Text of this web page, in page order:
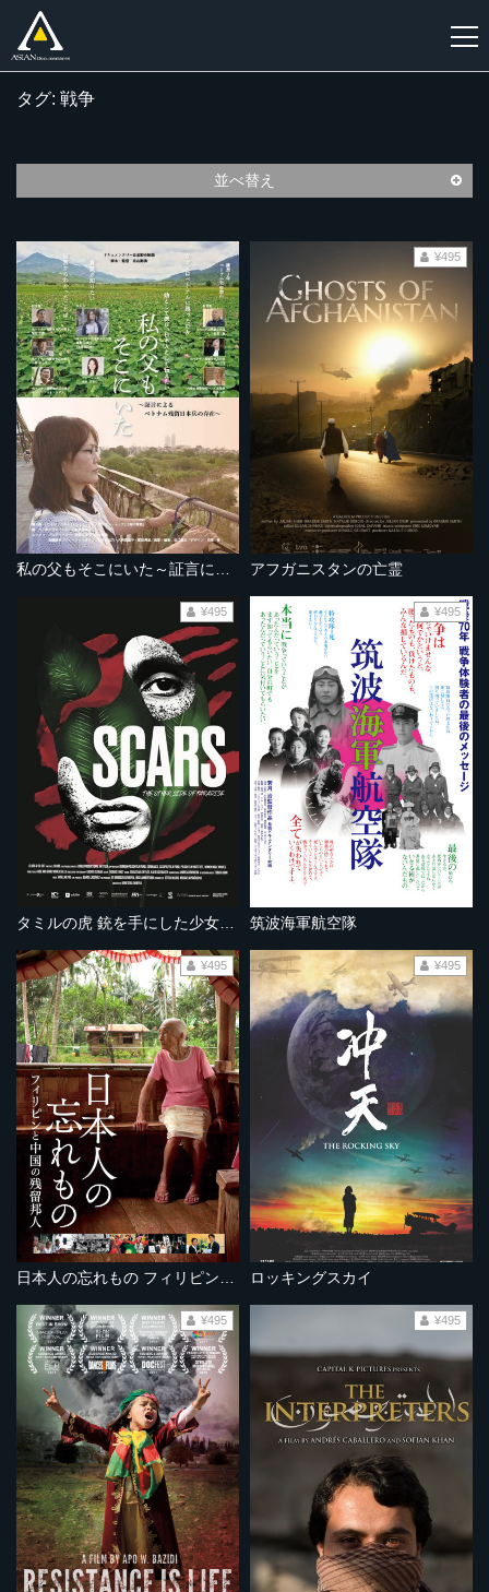
タグ: 戦争
並べ替え
アフガニスタンの亡霊
¥495
¥495
筑波海軍航空隊
¥495
¥495
ロッキングスカイ
¥495
¥495 ¥495